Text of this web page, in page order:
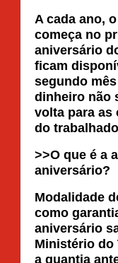
A cada ano,
começa no
aniversário
ficam
segundo
dinheiro não
volta para as
do
>>O que é a
aniversário?
Modalidade
como
aniversário
Ministério do
a quantia